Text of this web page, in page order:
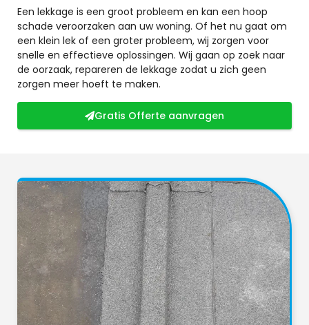
Een lekkage is een groot probleem en kan een hoop
schade veroorzaken aan uw woning. Of het nu gaat om
een klein lek of een groter probleem, wij zorgen voor
snelle en effectieve oplossingen. Wij gaan op zoek naar
de oorzaak, repareren de lekkage zodat u zich geen
zorgen meer hoeft te maken.
Gratis Offerte aanvragen